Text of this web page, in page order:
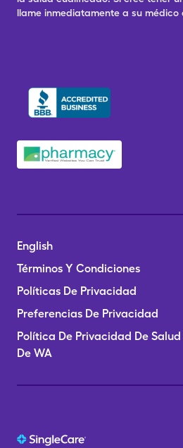
llame inmediatamente a su médico
English
Términos Y Condiciones
Políticas De Privacidad
Preferencias De Privacidad
Política De Privacidad De
De WA